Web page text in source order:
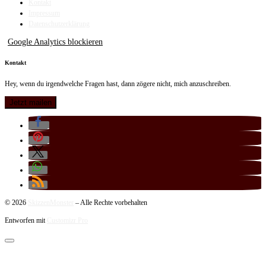
Google Analytics blockieren
Kontakt
Hey, wenn du irgendwelche Fragen hast, dann zögere nicht, mich anzuschreiben.
© 2026 – Alle Rechte vorbehalten
Entworfen mit